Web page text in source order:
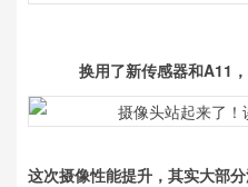
换用了新传感器和A11
这次摄像性能提升，其实大部